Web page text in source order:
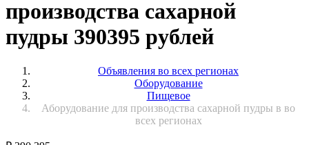
производства сахарной
пудры 390395 рублей
Объявления во всех регионах
Оборудование
Пищевое
Аборудование для производства сахарной пудры в во
всех регионах